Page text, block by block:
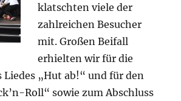
klatschten viele der
zahlreichen Besucher
mit. Großen Beifall
erhielten wir für die
Liedes „Hut ab!“ und für den
Roll“ sowie zum Abschluss